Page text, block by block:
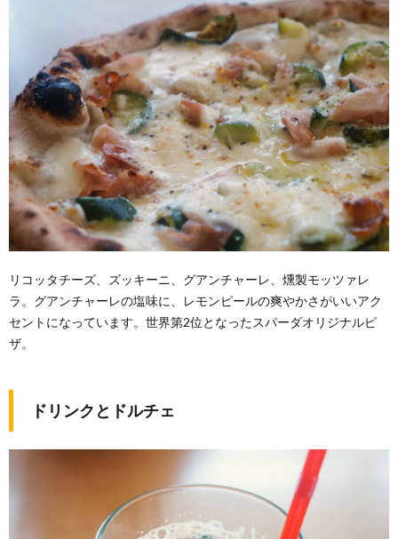
リコッタチーズ、ズッキーニ、グアンチャーレ、燻製モッツァレ
ラ。グアンチャーレの塩味に、レモンピールの爽やかさがいいアク
セントになっています。世界第2位となったスパーダオリジナルピ
ザ。
ドリンクとドルチェ